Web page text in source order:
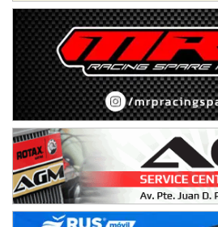
El Timbó (Tucumán)